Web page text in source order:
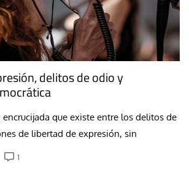
delitos de odio y
encrucijada que existe entre los delitos de
de libertad de expresión, sin
1